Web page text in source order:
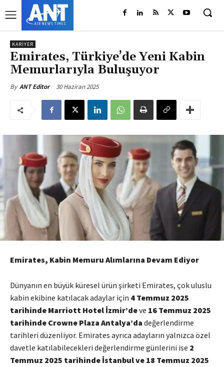
KARIYER
Emirates, Türkiye’de Yeni Kabin
Memurlarıyla Buluşuyor
By ANT Editor 30 Haziran 2025
Emirates, Kabin Memuru Alımlarına Devam Ediyor
Dünyanın en büyük küresel ürün şirketi Emirates, çok uluslu
kabin ekibine katılacak adaylar için 4 Temmuz 2025
tarihinde Marriott Hotel İzmir’deve 16 Temmuz 2025
tarihinde Crowne Plaza Antalya’da değerlendirme
tarihleri düzenliyor. Emirates ayrıca adayların yalnızca özel
davetle katılabilecekleri değerlendirme günlerini ise 2
Temmuz 2025 tarihinde İstanbul ve 18 Temmuz 2025